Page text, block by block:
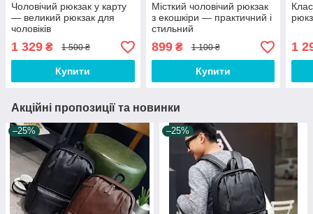
Чоловічий рюкзак у карту
— великий рюкзак для
чоловіків
1 329 ₴ 1 500 ₴
Купити
Місткий чоловічий рюкзак
з екошкіри — практичний і
стильний
899₴ 1 100 ₴
Купити
1
Акційні пропозиції та новинки
–25% –25%